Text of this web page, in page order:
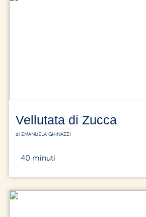
Vellutata di Zucca
di EMANUELA GHINAZZI
40 minuti